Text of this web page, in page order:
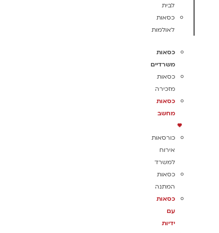
לבית
כסאות
לאולמות
כסאות
משרדיים
כסאות
מזכירה
כסאות
מחשב
כורסאות
אירוח
למשרד
כסאות
המתנה
כסאות
עם
ידיות